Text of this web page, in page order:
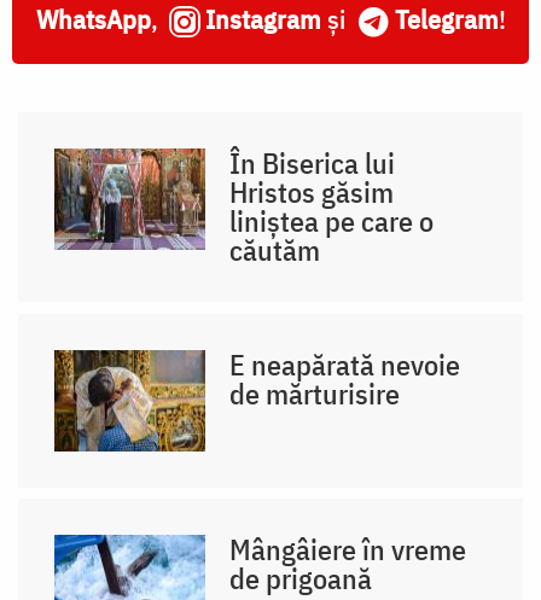
WhatsApp, Instagram și Telegram!
În Biserica lui
Hristos găsim
liniștea pe care o
căutăm
E neapărată nevoie
de mărturisire
Mângâiere în vreme
de prigoană